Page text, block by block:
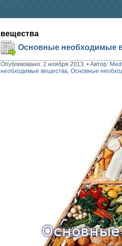
вещества
Основные необходимые
Опубликовано: 2 ноября 2013. • Автор:
необходимые вещества, Основные